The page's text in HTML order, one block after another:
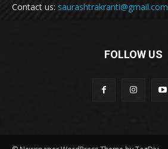
Contact us: saurashtrakranti@gmail.com
FOLLOW US